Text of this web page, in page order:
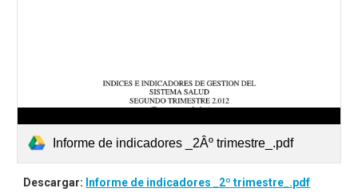
Informe de indicadores _2Âº trimestre_.pdf
Descargar: Informe de indicadores _2º trimestre_.pdf